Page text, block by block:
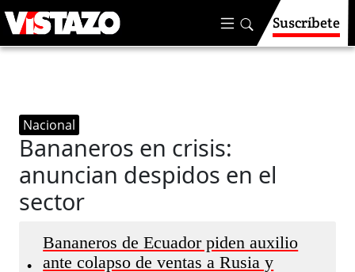
Suscríbete
Nacional
Bananeros en crisis:
anuncian despidos en el
sector
•
Bananeros de Ecuador piden auxilio
ante colapso de ventas a Rusia y